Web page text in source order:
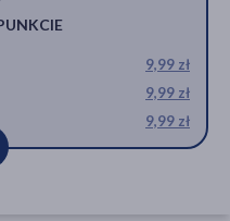
9,99 zł
9,99 zł
9,99 zł